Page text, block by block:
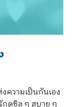
ความเป็นกันเอง
ดูชิล ๆ สบาย ๆ